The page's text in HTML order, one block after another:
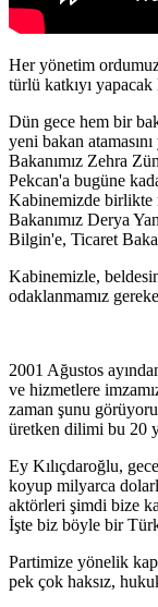
Her yönetim
türlü katkıyı
Dün gece hem bir
yeni bakan
Bakanımız Zehra
Pekcan'a bugüne
Kabinemizde birlikte
Bakanımız Derya
Bilgin'e, Ticaret
Kabinemizle,
odaklanmamız
2001 Ağustos
ve hizmetlere
zaman şunu
üretken dilimi bu 20
Ey Kılıçdaroğlu,
koyup milyarca
aktörleri şimdi bize
İşte biz böyle bir
Partimize yönelik
pek çok haksız,